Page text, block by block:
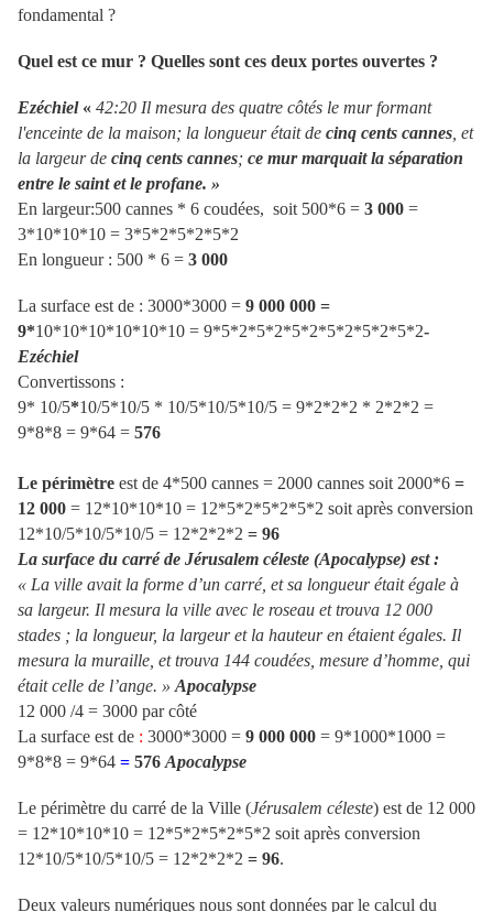
fondamental ?
Quel est ce mur ? Quelles sont ces deux portes ouvertes ?
Ezéchiel « 42:20 Il mesura des quatre côtés le mur formant
l'enceinte de la maison; la longueur était de cinq cents cannes , et
la largeur de cinq cents cannes; ce mur marquait la séparation
entre le saint et le profane. »
En largeur:500 cannes * 6 coudées, soit 500*6 = 3 000 =
3*10*10*10 = 3*5*2*5*2*5*2
En longueur : 500 * 6 = 3 000
La surface est de : 3000*3000 = 9 000 000 =
9*10*10*10*10*10*10 = 9*5*2*5*2*5*2*5*2*5*2*5*2-
Ezéchiel
Convertissons :
9* 10/5*10/5*10/5 * 10/5*10/5*10/5 = 9*2*2*2 * 2*2*2 =
9*8*8 = 9*64 = 576
Le périmètre est de 4*500 cannes = 2000 cannes soit 2000*6 =
12 000 = 12*10*10*10 = 12*5*2*5*2*5*2 soit après conversion
12*10/5*10/5*10/5 = 12*2*2*2 = 96
La surface du carré de Jérusalem céleste (Apocalypse) est :
« La ville avait la forme d’un carré, et sa longueur était égale à
sa largeur. Il mesura la ville avec le roseau et trouva 12 000
stades ; la longueur, la largeur et la hauteur en étaient égales. Il
mesura la muraille, et trouva 144 coudées, mesure d’homme, qui
était celle de l’ange. » Apocalypse
12 000 /4 = 3000 par côté
La surface est de : 3000*3000 = 9 000 000 = 9*1000*1000 =
9*8*8 = 9*64 = 576 Apocalypse
Le périmètre du carré de la Ville (Jérusalem céleste) est de 12 000
= 12*10*10*10 = 12*5*2*5*2*5*2 soit après conversion
12*10/5*10/5*10/5 = 12*2*2*2 = 96.
Deux valeurs numériques nous sont données par le calcul du